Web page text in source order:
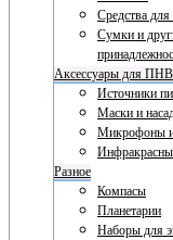
Средства
Сумки и
Аксессуары для ПНВ
Источники
Маски и
Микрофоны
Разное
Компасы
Планетарии
Наборы для